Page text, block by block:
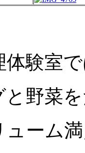
験室
野菜
ーム